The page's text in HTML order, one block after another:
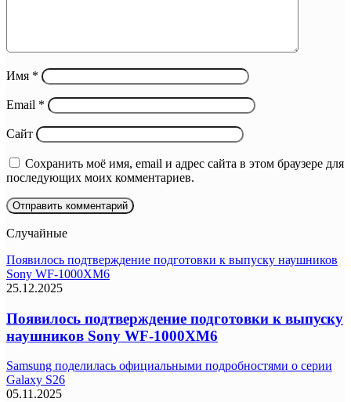
Имя *
Email *
Сайт
Сохранить моё имя, email и адрес сайта в этом браузере для
последующих моих комментариев.
Случайные
Появилось подтверждение подготовки к выпуску наушников
Sony WF-1000XM6
25.12.2025
Появилось подтверждение подготовки к выпуску
наушников Sony WF-1000XM6
Samsung поделилась официальными подробностями о серии
Galaxy S26
05.11.2025